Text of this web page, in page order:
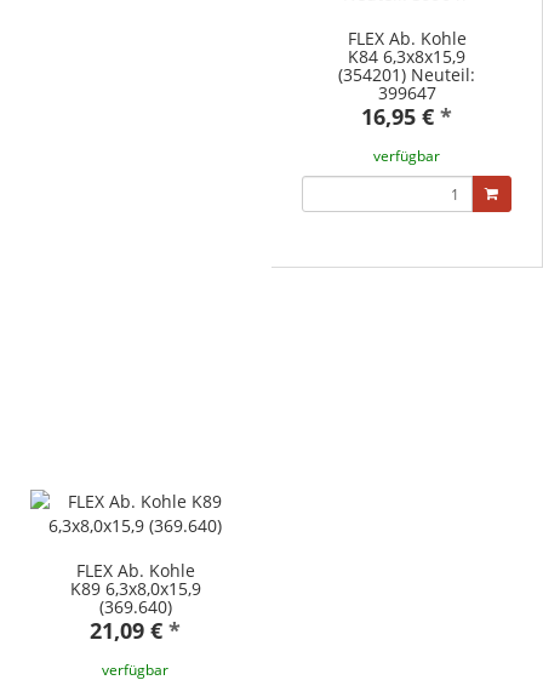
FLEX Ab. Kohle
K84 6,3x8x15,9
(354201) Neuteil:
399647
16,95 € *
verfügbar
FLEX Ab. Kohle
K89 6,3x8,0x15,9
(369.640)
21,09 € *
verfügbar